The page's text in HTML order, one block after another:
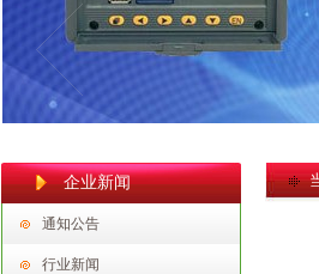
企业新闻
通知公告
行业新闻